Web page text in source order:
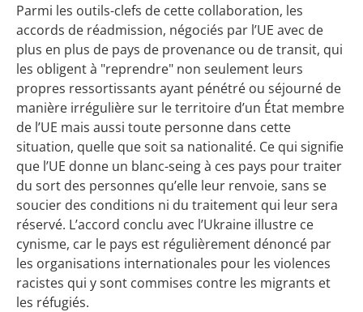
Parmi les outils-clefs de cette collaboration, les
accords de réadmission, négociés par l’UE avec de
plus en plus de pays de provenance ou de transit, qui
les obligent à "reprendre" non seulement leurs
propres ressortissants ayant pénétré ou séjourné de
manière irrégulière sur le territoire d’un État membre
de l’UE mais aussi toute personne dans cette
situation, quelle que soit sa nationalité. Ce qui signifie
que l’UE donne un blanc-seing à ces pays pour traiter
du sort des personnes qu’elle leur renvoie, sans se
soucier des conditions ni du traitement qui leur sera
réservé. L’accord conclu avec l’Ukraine illustre ce
cynisme, car le pays est régulièrement dénoncé par
les organisations internationales pour les violences
racistes qui y sont commises contre les migrants et
les réfugiés.